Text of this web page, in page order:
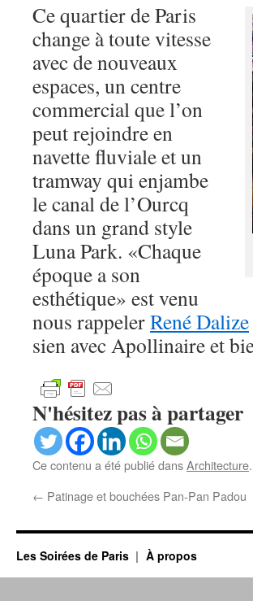
Ce quartier de Paris
change à toute vitesse
avec de nouveaux
espaces, un centre
commercial que l’on
peut rejoindre en
navette fluviale et un
tramway qui enjambe
le canal de l’Ourcq
dans un grand style
Luna Park. «Chaque
époque a son
esthétique» est venu
nous rappelerRené Dalize
sien avec Apollinaire et
N'hésitez pas à partager
Ce contenu a été publié dansArchitecture
← Patinage et bouchées Pan-Pan Padou
Les Soirées de Paris À propos